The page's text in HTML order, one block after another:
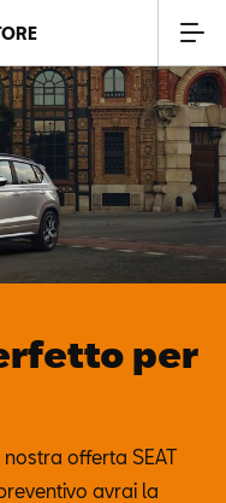
per
offerta SEAT
avrai la